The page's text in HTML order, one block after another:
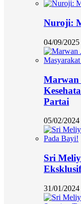
Nuroji:
04/09/2025
Marwan
Partai
05/02/2024
Sri
31/01/2024